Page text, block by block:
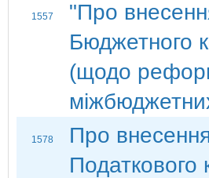
1557
"Про
Бюджетного
(щодо
1578
Про
Податкового